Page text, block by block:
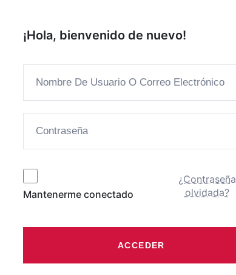
¡Hola, bienvenido de nuevo!
Mantenerme conectado
¿Contraseña
olvidada?
ACCEDER